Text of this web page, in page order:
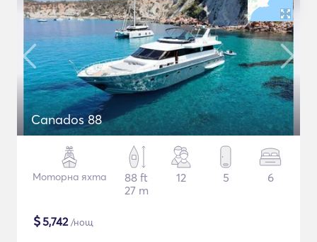
Canados 88
Моторна яхта
88 ft
27 m
12 5 6
$5,742/нощ